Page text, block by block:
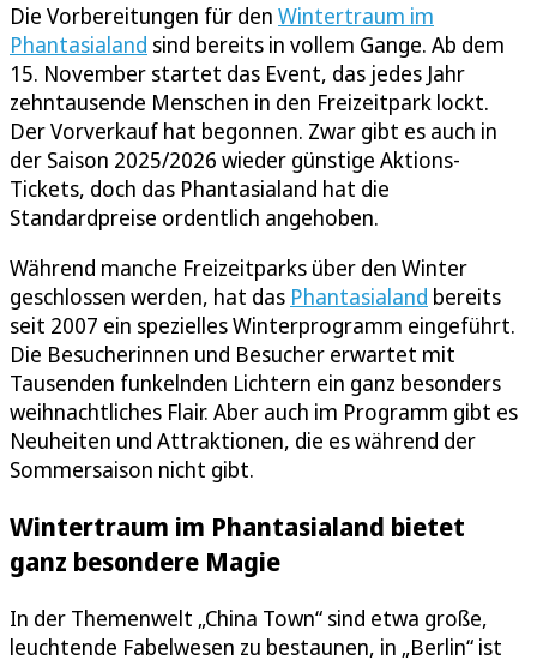
Die Vorbereitungen für den Wintertraum im
Phantasialand sind bereits in vollem Gange. Ab dem
15. November startet das Event, das jedes Jahr
zehntausende Menschen in den Freizeitpark lockt.
Der Vorverkauf hat begonnen. Zwar gibt es auch in
der Saison 2025/2026 wieder günstige Aktions-
Tickets, doch das Phantasialand hat die
Standardpreise ordentlich angehoben.
Während manche Freizeitparks über den Winter
geschlossen werden, hat das Phantasialand bereits
seit 2007 ein spezielles Winterprogramm eingeführt.
Die Besucherinnen und Besucher erwartet mit
Tausenden funkelnden Lichtern ein ganz besonders
weihnachtliches Flair. Aber auch im Programm gibt es
Neuheiten und Attraktionen, die es während der
Sommersaison nicht gibt.
Wintertraum im Phantasialand bietet
ganz besondere Magie
In der Themenwelt „China Town“ sind etwa große,
leuchtende Fabelwesen zu bestaunen, in „Berlin“ ist